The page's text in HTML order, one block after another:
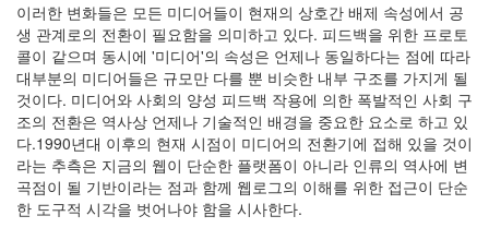
이러한 변화들은 모든 미디어들이 현재의 상호간 배제 속성에서 공
생 관계로의 전환이 필요함을 의미하고 있다. 피드백을 위한 프로토
콜이 같으며 동시에 '미디어'의 속성은 언제나 동일하다는 점에 따라
대부분의 미디어들은 규모만 다를 뿐 비슷한 내부 구조를 가지게 될
것이다. 미디어와 사회의 양성 피드백 작용에 의한 폭발적인 사회 구
조의 전환은 역사상 언제나 기술적인 배경을 중요한 요소로 하고 있
다.1990년대 이후의 현재 시점이 미디어의 전환기에 접해 있을 것이
라는 추측은 지금의 웹이 단순한 플랫폼이 아니라 인류의 역사에 변
곡점이 될 기반이라는 점과 함께 웹로그의 이해를 위한 접근이 단순
한 도구적 시각을 벗어나야 함을 시사한다.
Find!
Categories
전
체
130
따
뜻
한